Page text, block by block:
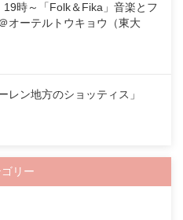
19時～「Folk＆Fika」音楽とフ
オーテルトウキョウ（東大
レン地方のショッティス」
リー